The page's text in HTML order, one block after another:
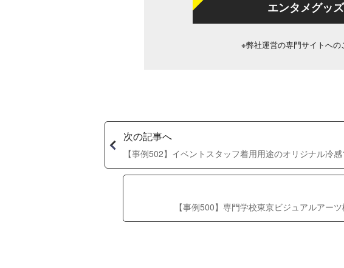
エンタメグッ
※弊社運営の専門サイトへの
次の記事へ
【事例502】イベントスタッフ着用用途のオリジナル冷
【事例500】専門学校東京ビジュアルアー